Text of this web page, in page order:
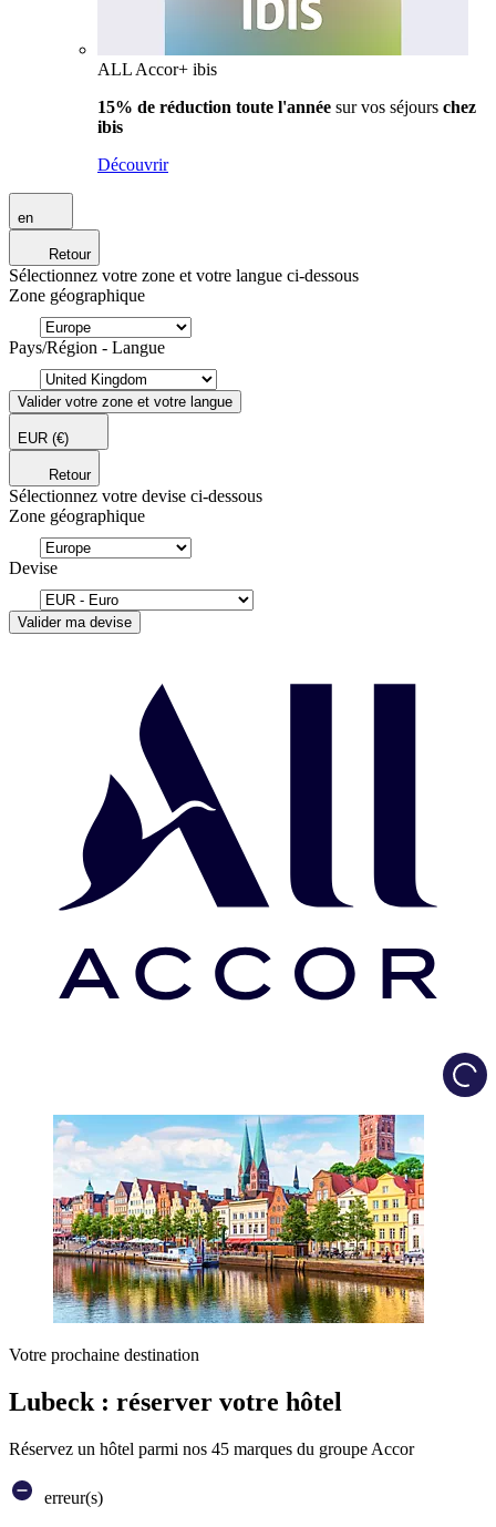
ALL Accor+ ibis
15% de réduction toute l'année sur vos séjours chez
ibis
Découvrir
en
Retour
Sélectionnez votre zone et votre langue ci-dessous
Zone géographique
Pays/Région - Langue
Valider votre zone et votre langue
EUR (€)
Retour
Sélectionnez votre devise ci-dessous
Zone géographique
Devise
Valider ma devise
Votre prochaine destination
Lubeck : réserver votre hôtel
Réservez un hôtel parmi nos 45 marques du groupe Accor
erreur(s)